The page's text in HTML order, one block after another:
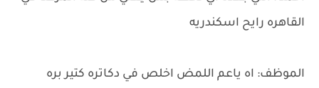
القاهره رايح اسكندريه
الموظف: اه ياعم اللمض اخلص في دكاتره كتير بره